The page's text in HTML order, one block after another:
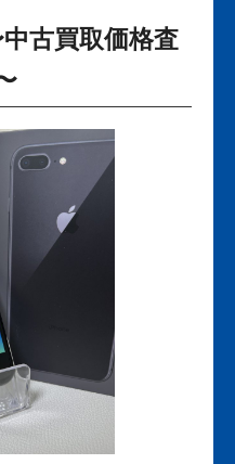
古買取価格査